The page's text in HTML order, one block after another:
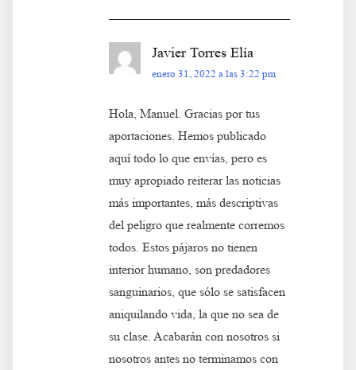
Javier Torres Elía
enero 31, 2022 a las 3:22 pm
Hola, Manuel. Gracias por tus
aportaciones. Hemos publicado
aquí todo lo que envías, pero es
muy apropiado reiterar las noticias
más importantes, más descriptivas
del peligro que realmente corremos
todos. Estos pájaros no tienen
interior humano, son predadores
sanguinarios, que sólo se satisfacen
aniquilando vida, la que no sea de
su clase. Acabarán con nosotros si
nosotros antes no terminamos con